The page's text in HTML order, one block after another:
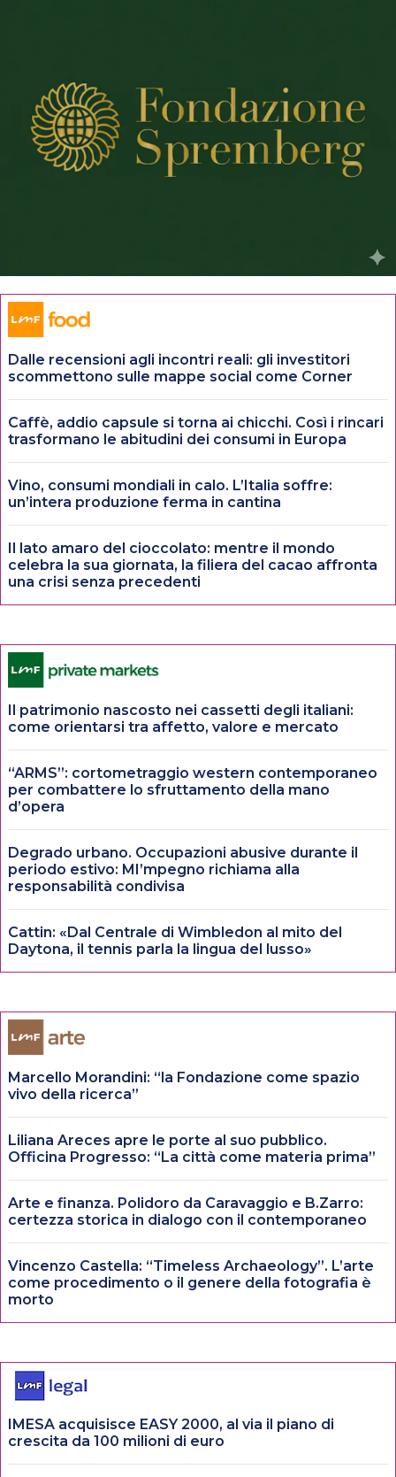
Dalle recensioni agli incontri reali: gli investitori
scommettono sulle mappe social come Corner
Caffè, addio capsule si torna ai chicchi. Così i rincari
trasformano le abitudini dei consumi in Europa
Vino, consumi mondiali in calo. L’Italia soffre:
un’intera produzione ferma in cantina
Il lato amaro del cioccolato: mentre il mondo
celebra la sua giornata, la filiera del cacao affronta
una crisi senza precedenti
Il patrimonio nascosto nei cassetti degli italiani:
come orientarsi tra affetto, valore e mercato
“ARMS”: cortometraggio western contemporaneo
per combattere lo sfruttamento della mano
d’opera
Degrado urbano. Occupazioni abusive durante il
periodo estivo: MI’mpegno richiama alla
responsabilità condivisa
Cattin: «Dal Centrale di Wimbledon al mito del
Daytona, il tennis parla la lingua del lusso»
Marcello Morandini: “la Fondazione come spazio
vivo della ricerca”
Liliana Areces apre le porte al suo pubblico.
Officina Progresso: “La città come materia prima”
Arte e finanza. Polidoro da Caravaggio e B.Zarro:
certezza storica in dialogo con il contemporaneo
Vincenzo Castella: “Timeless Archaeology”. L’arte
come procedimento o il genere della fotografia è
morto
IMESA acquisisce EASY 2000, al via il piano di
crescita da 100 milioni di euro